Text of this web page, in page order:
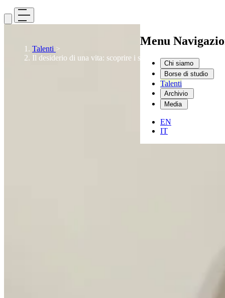
Menu
Chi siamo
Borse di studio
Talenti
Archivio
Media
EN
IT
Talenti >
Il desiderio di una vita: scoprire i segreti della biologia